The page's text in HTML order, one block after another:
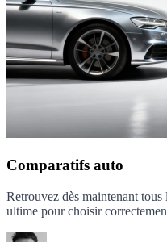
Comparatifs auto
Retrouvez dès maintenant
ultime pour choisir